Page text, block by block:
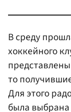
В среду
хоккейного
то
Для этого
была